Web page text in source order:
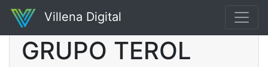
Villena Digital
GRUPO TEROL